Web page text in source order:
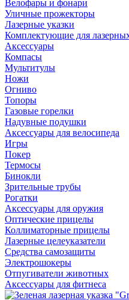
Велофары и фонари
Уличные прожекторы
Лазерные указки
Комплектующие для
Аксессуары
Компасы
Мультитулы
Ножи
Огниво
Топоры
Газовые горелки
Надувные подушки
Аксессуары для велосипеда
Игры
Покер
Термосы
Бинокли
Зрительные трубы
Рогатки
Аксессуары для оружия
Оптические прицелы
Коллиматорные прицелы
Лазерные целеуказатели
Средства самозащиты
Электрошокеры
Отпугиватели животных
Аксессуары для фитнеса